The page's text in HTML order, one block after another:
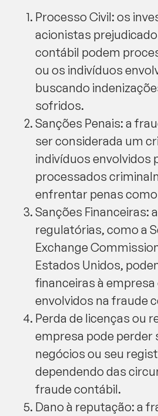
Processo Civil: os
acionistas
contábil podem
ou os indivíduos
buscando
sofridos.
Sanções Penais: a
ser considerada um
indivíduos envolvidos
processados
enfrentar penas
Sanções Financeiras:
regulatórias, como a
Exchange
Estados Unidos,
financeiras à
envolvidos na fraude
Perda de licenças ou
empresa pode perder
negócios ou seu
dependendo das
fraude contábil.
Dano à reputação: a